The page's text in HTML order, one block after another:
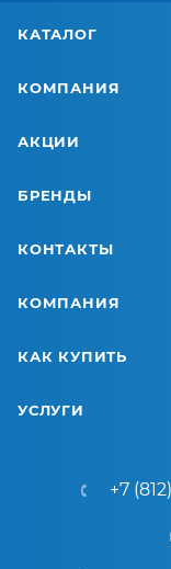
КАТАЛОГ
КОМПАНИЯ
АКЦИИ
БРЕНДЫ
КОНТАКТЫ
КОМПАНИЯ
КАК КУПИТЬ
УСЛУГИ
+7